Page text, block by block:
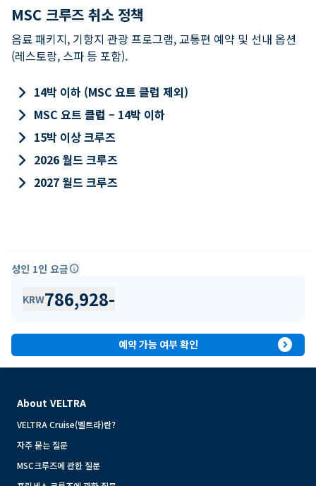
MSC 크루즈 취소 정책
음료 패키지, 기항지 관광 프로그램, 교통편 예약 및 선내 옵션
(레스토랑, 스파 등 포함).
keyboard_arrow_right 14박 이하 (MSC 요트 클럽 제외)
keyboard_arrow_right MSC 요트 클럽 – 14박 이하
keyboard_arrow_right 15박 이상 크루즈
keyboard_arrow_right 2026 월드 크루즈
keyboard_arrow_right 2027 월드 크루즈
성인 1인 요금info
KRW786,928-
예약 가능 여부 확인 expand_circle_right
About VELTRA
VELTRA Cruise(벨트라)란?
자주 묻는 질문
MSC크루즈에 관한 질문